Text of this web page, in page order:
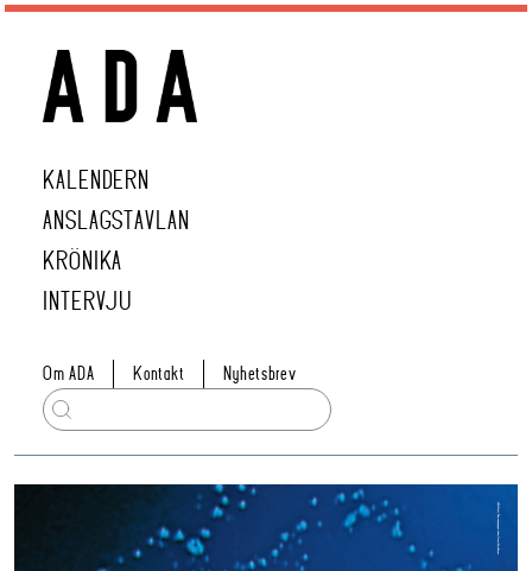
KALENDERN
ANSLAGSTAVLAN
KRÖNIKA
INTERVJU
Om ADA Kontakt Nyhetsbrev